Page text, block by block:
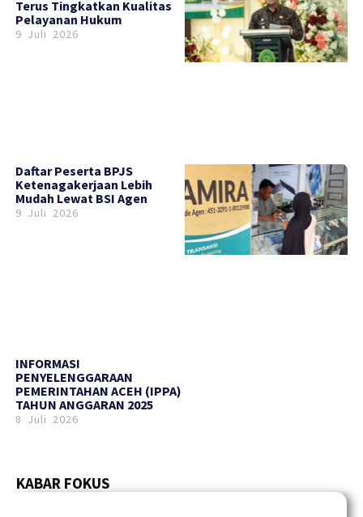
Terus Tingkatkan Kualitas
Pelayanan Hukum
9 Juli 2026
Daftar Peserta BPJS
Ketenagakerjaan Lebih
Mudah Lewat BSI Agen
9 Juli 2026
INFORMASI
PENYELENGGARAAN
PEMERINTAHAN ACEH (IPPA)
TAHUN ANGGARAN 2025
8 Juli 2026
KABAR FOKUS